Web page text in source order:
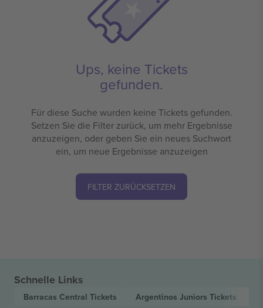
Ups, keine Tickets
gefunden.
Für diese Suche wurden keine Tickets gefunden.
Setzen Sie die Filter zurück, um mehr Ergebnisse
anzuzeigen, oder geben Sie ein neues Suchwort
ein, um neue Ergebnisse anzuzeigen
FILTER ZURÜCKSETZEN
Schnelle Links
Barracas Central Tickets Argentinos Juniors Tickets